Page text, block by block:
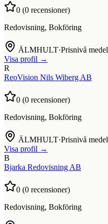
0 (0 recensioner)
Redovisning, Bokföring
ÄLMHULT·Prisnivå medel
Visa profil →
R
ReoVision Nils Wiberg AB
0 (0 recensioner)
Redovisning, Bokföring
ÄLMHULT·Prisnivå medel
Visa profil →
B
Bjarka Redovisning AB
0 (0 recensioner)
Redovisning, Bokföring